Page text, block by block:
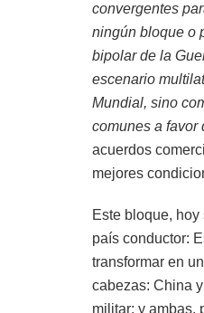
convergentes
ningún bloque o
bipolar de la
escenario
Mundial, sino
comunes a favor
acuerdos
mejores
Este bloque,
país conductor:
transformar en
cabezas: China
militar; y ambas,